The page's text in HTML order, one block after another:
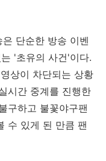
단순한 방송 이벤
'초유의 사건'이다.
상이 차단되는 상황
시간 중계를 진행한
구하고 불꽃야구팬
수 있게 된 만큼 팬